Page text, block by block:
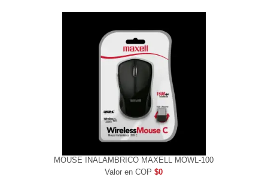
MOUSE INALAMBRICO MAXELL MOWL-100
Valor en COP$0